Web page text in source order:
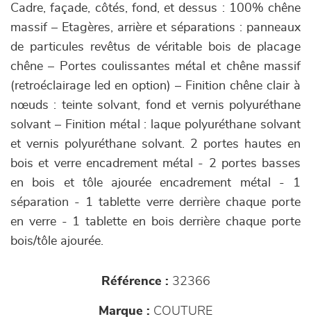
Cadre, façade, côtés, fond, et dessus : 100% chêne
massif – Etagères, arrière et séparations : panneaux
de particules revêtus de véritable bois de placage
chêne – Portes coulissantes métal et chêne massif
(retroéclairage led en option) – Finition chêne clair à
nœuds : teinte solvant, fond et vernis polyuréthane
solvant – Finition métal : laque polyuréthane solvant
et vernis polyuréthane solvant. 2 portes hautes en
bois et verre encadrement métal - 2 portes basses
en bois et tôle ajourée encadrement métal - 1
séparation - 1 tablette verre derrière chaque porte
en verre - 1 tablette en bois derrière chaque porte
bois/tôle ajourée.
Référence : 32366
Marque : COUTURE